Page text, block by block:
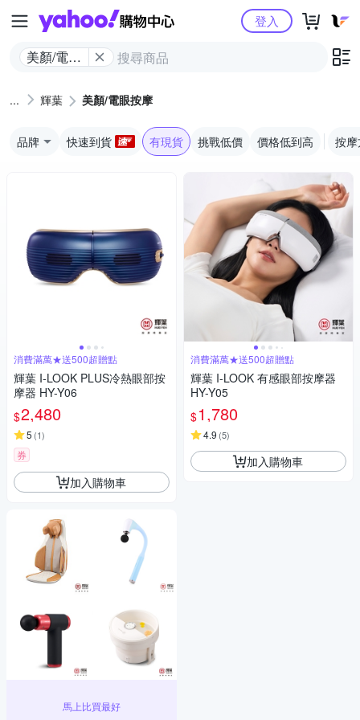
Yahoo購物中心
美顏/電眼
登入
輝葉 美顏/電眼按摩
品牌 快速到貨 有現貨 挑戰低價 價格低到高 按
消費滿萬★送500超贈點
輝葉 I-LOOK PLUS冷熱眼部按
摩器 HY-Y06
$2,480
5 (1)
券
加入購物車
馬上比買最好
消費滿萬★送500超贈點
輝葉 I-LOOK 有感眼部按摩器
HY-Y05
$1,780
4.9 (5)
加入購物車